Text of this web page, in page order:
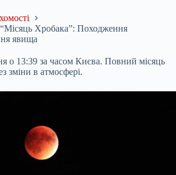
Хробака”: Походження
явища
о 13:39 за часом Києва. Повний місяць
зміни в атмосфері.